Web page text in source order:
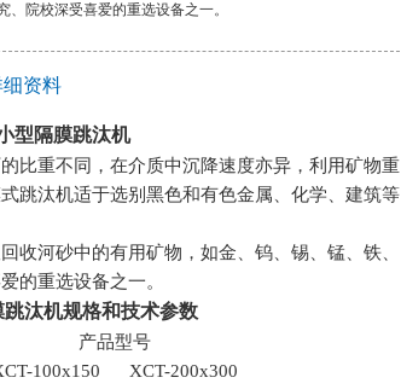
、院校深受喜爱的重选设备之一。
资料
型隔膜跳汰机
比重不同，在介质中沉降速度亦异，利用矿物重
跳汰机适于选别黑色和有色金属、化学、建筑等
收河砂中的有用矿物，如金、钨、锡、锰、铁、
的重选设备之一。
汰机​规格和技术参数
产品型号
100x150
XCT-200x300